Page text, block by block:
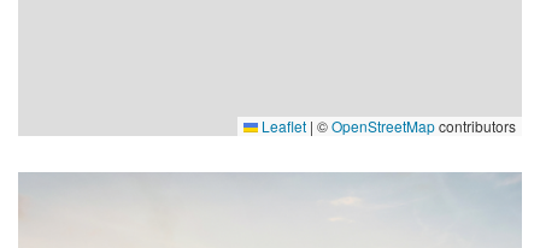
Leaflet | ©OpenStreetMapcontributors